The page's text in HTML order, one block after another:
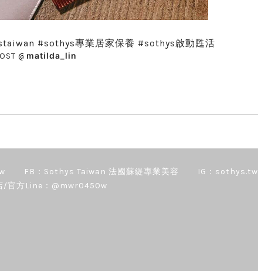
#sothys專業居家保養 #sothys啟動甦活
@ matilda_lin
FB：Sothys Taiwan 法國蘇緹專業美容 IG：sothys.tw
/官方Line：@mwr0450w